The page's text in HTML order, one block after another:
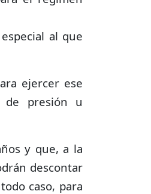
al que
ejercer ese
de presión u
y que, a la
descontar
caso, para